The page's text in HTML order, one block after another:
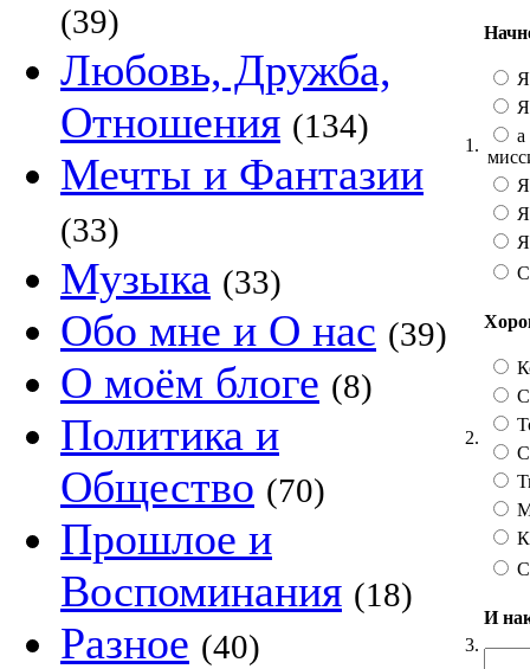
(39)
Любовь, Дружба,
Отношения (134)
Мечты и Фантазии
(33)
Музыка (33)
Обо мне и О нас (39)
О моём блоге (8)
Политика и
Общество (70)
Прошлое и
Воспоминания (18)
Разное (40)
1.
а
2.
3.
И